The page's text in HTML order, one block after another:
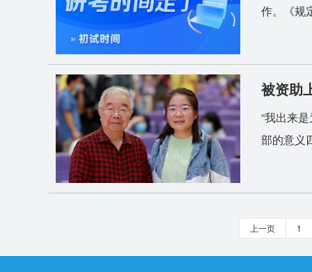
作。《规
被资助
“我出来
部的意义
上一页 1